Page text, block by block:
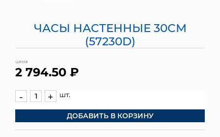
ЯЩИКИ
СУНДУКИ
ИСКУССТВЕННЫЕ ЦВЕТЫ
ПОДАРОЧНЫЕ КАРТЫ
ЧАСЫ НАСТЕННЫЕ 30СМ
(57230D)
цена
2 794.50 ₽
- + шт.
ДОБАВИТЬ В КОРЗИНУ